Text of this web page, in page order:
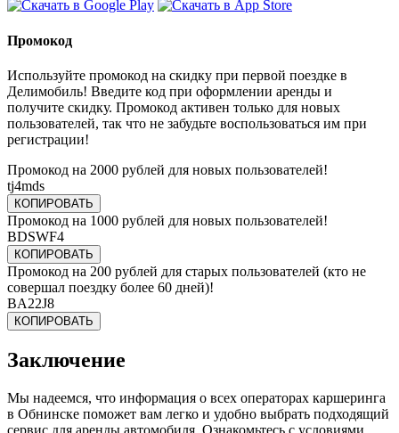
Промокод
Используйте промокод на скидку при первой поездке в
Делимобиль! Введите код при оформлении аренды и
получите скидку. Промокод активен только для новых
пользователей, так что не забудьте воспользоваться им при
регистрации!
Промокод на 2000 рублей для новых пользователей!
tj4mds
КОПИРОВАТЬ
Промокод на 1000 рублей для новых пользователей!
BDSWF4
КОПИРОВАТЬ
Промокод на 200 рублей для старых пользователей (кто не
совершал поездку более 60 дней)!
BA22J8
КОПИРОВАТЬ
Заключение
Мы надеемся, что информация о всех операторах каршеринга
в Обнинске поможет вам легко и удобно выбрать подходящий
сервис для аренды автомобиля. Ознакомьтесь с условиями,